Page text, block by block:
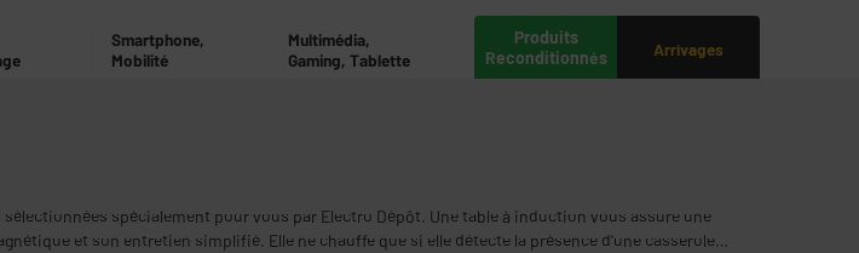
Arrivages
Produits
Reconditionnés
Smartphone,
Mobilité
Multimédia,
Gaming, Tablette
sélectionnées spécialement pour vous par Electro Dépôt. Une table à induction vous assure une
et son entretien simplifié. Elle ne chauffe que si elle détecte la présence d'une casserole